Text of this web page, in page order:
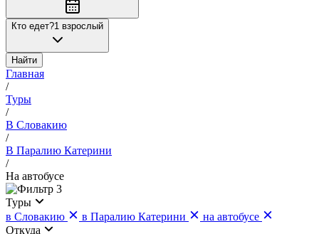
Кто едет?1 взрослый
Найти
Главная
/
Туры
/
В Словакию
/
В Паралию Катерини
/
На автобусе
3
Туры
в Словакию
в Паралию Катерини
на автобусе
Откуда